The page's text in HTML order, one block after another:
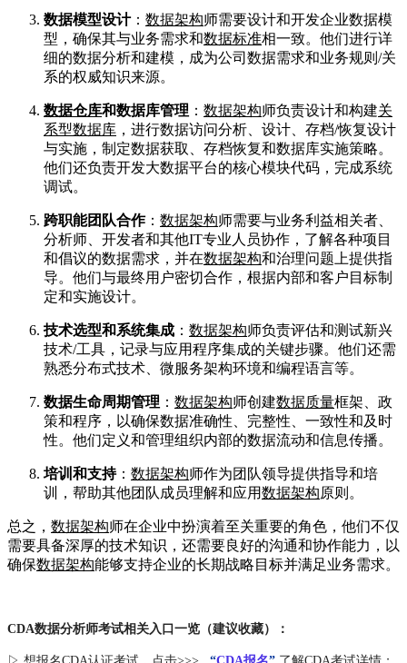
数据模型设计： 数据架构师需要设计和开发企业数据模
型，确保其与业务需求和数据标准相一致。他们进行详
细的数据分析和建模，成为公司数据需求和业务规则/关
系的权威知识来源。
数据仓库和数据库管理 ： 数据架构师负责设计和构建关
系型数据库 ，进行数据访问分析、设计、存档/恢复设计
与实施，制定数据获取、存档恢复和数据库实施策略。
他们还负责开发大数据平台的核心模块代码，完成系统
调试。
跨职能团队合作： 数据架构师需要与业务利益相关者、
分析师、开发者和其他IT专业人员协作，了解各种项目
和倡议的数据需求，并在数据架构和治理问题上提供指
导。他们与最终用户密切合作，根据内部和客户目标制
定和实施设计。
技术选型和系统集成 ： 数据架构师负责评估和测试新兴
技术/工具，记录与应用程序集成的关键步骤。他们还需
熟悉分布式技术、微服务架构环境和编程语言等。
数据生命周期管理 ： 数据架构师创建数据质量框架、政
策和程序，以确保数据准确性、完整性、一致性和及时
性。他们定义和管理组织内部的数据流动和信息传播。
培训和支持： 数据架构师作为团队领导提供指导和培
训，帮助其他团队成员理解和应用数据架构原则 。
总之， 数据架构师在企业中扮演着至关重要的角色，他们不仅
需要具备深厚的技术知识，还需要良好的沟通和协作能力，以
确保数据架构能够支持企业的长期战略目标并满足业务需求。
CDA数据分析师考试相关入口一览（建议收藏）：